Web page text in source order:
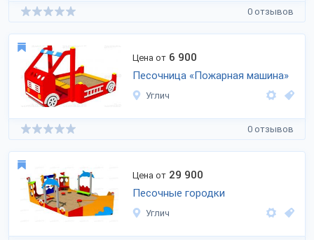
0 отзывов
Цена от 6 900
Песочница «Пожарная машина»
Углич
0 отзывов
Цена от 29 900
Песочные городки
Углич